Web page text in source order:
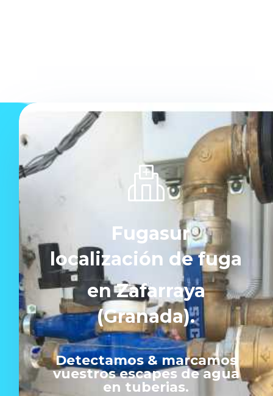
Fugasur
localización de fuga
en Zafarraya
(Granada).
Detectamos & marcamos
vuestros escapes de agua
en tuberias.